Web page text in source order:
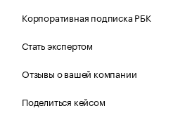
Корпоративная подписка РБК
Стать экспертом
Отзывы о вашей компании
Поделиться кейсом